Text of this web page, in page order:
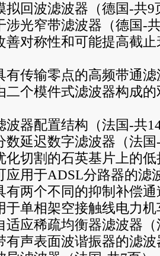
拟回波滤波器（德国-共9
涉光窄带滤波器（德国-
善对称性和可能提高截
有传输零点的高频带通
二个模件式滤波器构成
波器配置结构（法国-共
数延迟数字滤波器（法
化切割的石英基片上的
应用于ADSL分路器的滤
有两个不同的抑制补偿
于单相架空接触线电力
适应稀疏均衡器滤波器
有声表面波谐振器的滤